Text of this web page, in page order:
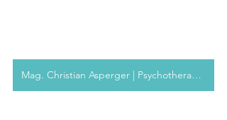
Mag. Christian Asperger | Psychotherapeut